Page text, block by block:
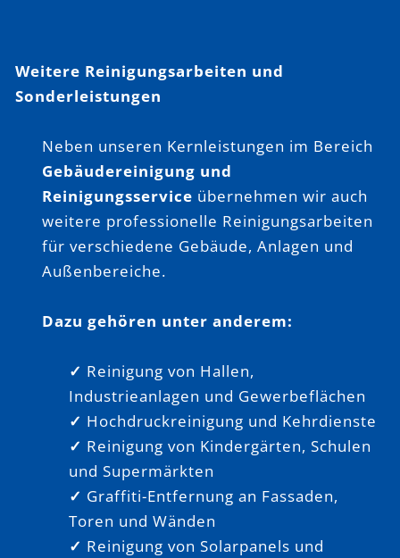
Weitere Reinigungsarbeiten und
Sonderleistungen
Neben unseren Kernleistungen im Bereich
Gebäudereinigung und
Reinigungsservice übernehmen wir auch
weitere professionelle Reinigungsarbeiten
für verschiedene Gebäude, Anlagen und
Außenbereiche.
Dazu gehören unter anderem:
✓ Reinigung von Hallen,
Industrieanlagen und Gewerbeflächen
✓ Hochdruckreinigung und Kehrdienste
✓ Reinigung von Kindergärten, Schulen
und Supermärkten
✓ Graffiti-Entfernung an Fassaden,
Toren und Wänden
✓ Reinigung von Solarpanels und